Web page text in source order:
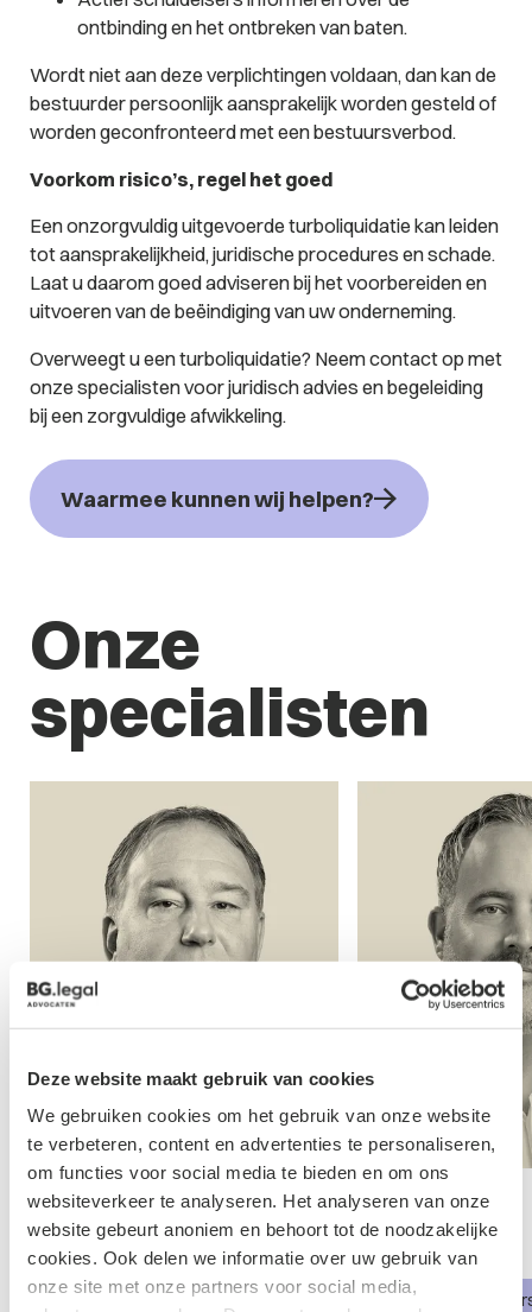
Deze website maakt gebruik van cookies
We gebruiken cookies om het gebruik van onze website
te verbeteren, content en advertenties te personaliseren,
om functies voor social media te bieden en om ons
websiteverkeer te analyseren. Het analyseren van onze
website gebeurt anoniem en behoort tot de noodzakelijke
cookies. Ook delen we informatie over uw gebruik van
onze site met onze partners voor social media,
ontbinding en het ontbreken van baten.
Wordt niet aan deze verplichtingen voldaan, dan kan de
bestuurder persoonlijk aansprakelijk worden gesteld of
worden geconfronteerd met een bestuursverbod.
Voorkom risico’s, regel het goed
Een onzorgvuldig uitgevoerde turboliquidatie kan leiden
tot aansprakelijkheid, juridische procedures en schade.
Laat u daarom goed adviseren bij het voorbereiden en
uitvoeren van de beëindiging van uw onderneming.
Overweegt u een turboliquidatie? Neem contact op met
onze specialisten voor juridisch advies en begeleiding
bij een zorgvuldige afwikkeling.
Waarmee kunnen wij helpen?
Onze
specialisten
Daan Schalken
Advocaat
Faillissement & Herstructurering
Dirk School
Advocaat
Faillissement &